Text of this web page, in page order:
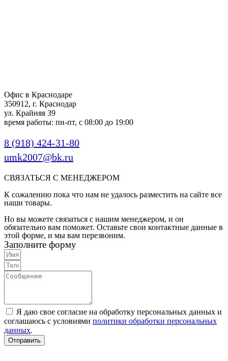
Офис в Краснодаре
350912, г. Краснодар
ул. Крайняя 39
время работы: пн-пт, с 08:00 до 19:00
8 (918) 424-31-80
umk2007@bk.ru
СВЯЗАТЬСЯ С МЕНЕДЖЕРОМ
К сожалению пока что нам не удалось разместить на сайте все
наши товары.
Но вы можете связаться с нашим менеджером, и он
обязательно вам поможет. Оставьте свои контактные данные в
этой форме, и мы вам перезвоним.
Заполните форму
Я даю свое согласие на обработку персональных данных и
соглашаюсь с условиями политики обработки персональных
данных.
Отправить